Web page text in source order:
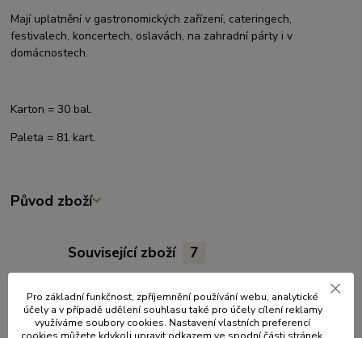
Mají uplatnění v gastronomických zařízení, cateringech,
festivalech, koncertech, oslavách, na zahradní párty i v
domácnostech.
Karton = 30 bal.
Paleta = 81 kart.
Původ zboží
Související zboží 7
Novinka
Pro základní funkčnost, zpříjemnění používání webu, analytické
účely a v případě udělení souhlasu také pro účely cílení reklamy
využíváme soubory cookies. Nastavení vlastních preferencí